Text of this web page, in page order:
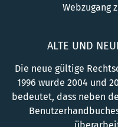
Webzugang
ALTE UND
Die neue gültige
1996 wurde 2004 und
bedeutet, dass neben